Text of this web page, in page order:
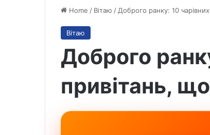
Home / Вітаю / Доброго ранку: 10
Вітаю
Доброго
привітань,